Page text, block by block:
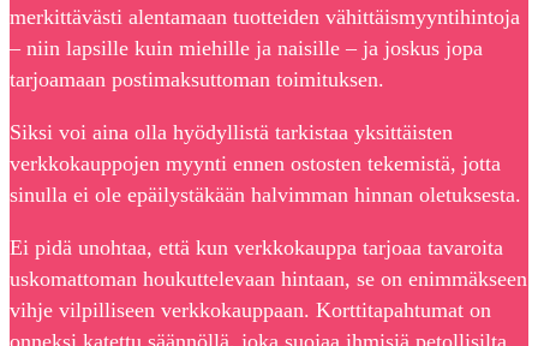
merkittävästi alentamaan tuotteiden vähittäismyyntihintoja
– niin lapsille kuin miehille ja naisille – ja joskus jopa
tarjoamaan postimaksuttoman toimituksen.
Siksi voi aina olla hyödyllistä tarkistaa yksittäisten
verkkokauppojen myynti ennen ostosten tekemistä, jotta
sinulla ei ole epäilystäkään halvimman hinnan oletuksesta.
Ei pidä unohtaa, että kun verkkokauppa tarjoaa tavaroita
uskomattoman houkuttelevaan hintaan, se on enimmäkseen
vihje vilpilliseen verkkokauppaan. Korttitapahtumat on